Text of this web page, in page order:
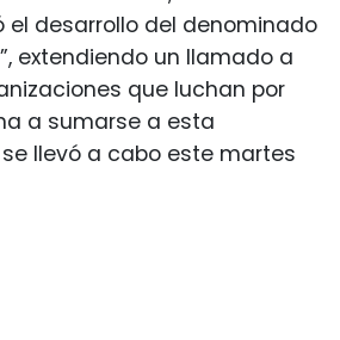
desarrollo del denominado
extendiendo un llamado a
que luchan por
a sumarse a esta
llevó a cabo este martes